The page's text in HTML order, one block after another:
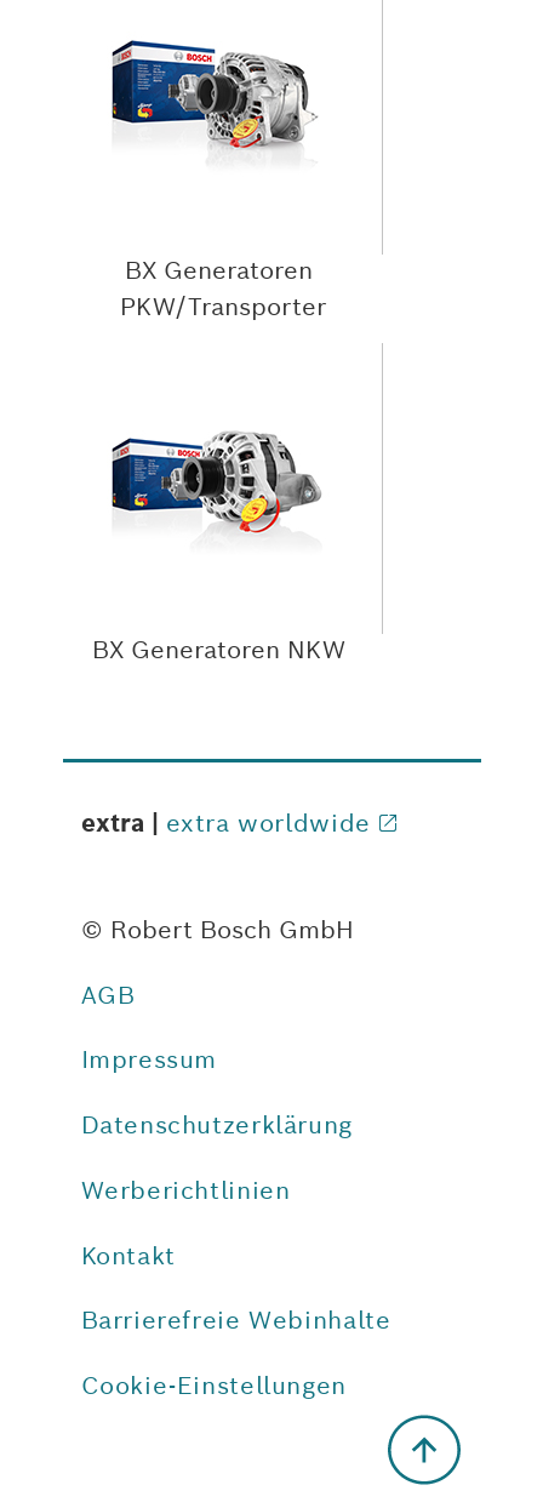
BX Generatoren
PKW/Transporter
BX Generatoren NKW
extra | extra worldwide
© Robert Bosch GmbH
AGB
Impressum
Datenschutzerklärung
Werberichtlinien
Kontakt
Barrierefreie Webinhalte
Cookie-Einstellungen